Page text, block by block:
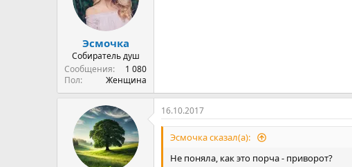
Эсмочка
Собиратель душ
Сообщения
1 080
Пол
Женщина
16.10.2017
Эсмочка сказал(а):
Не поняла, как это порча - приворот?